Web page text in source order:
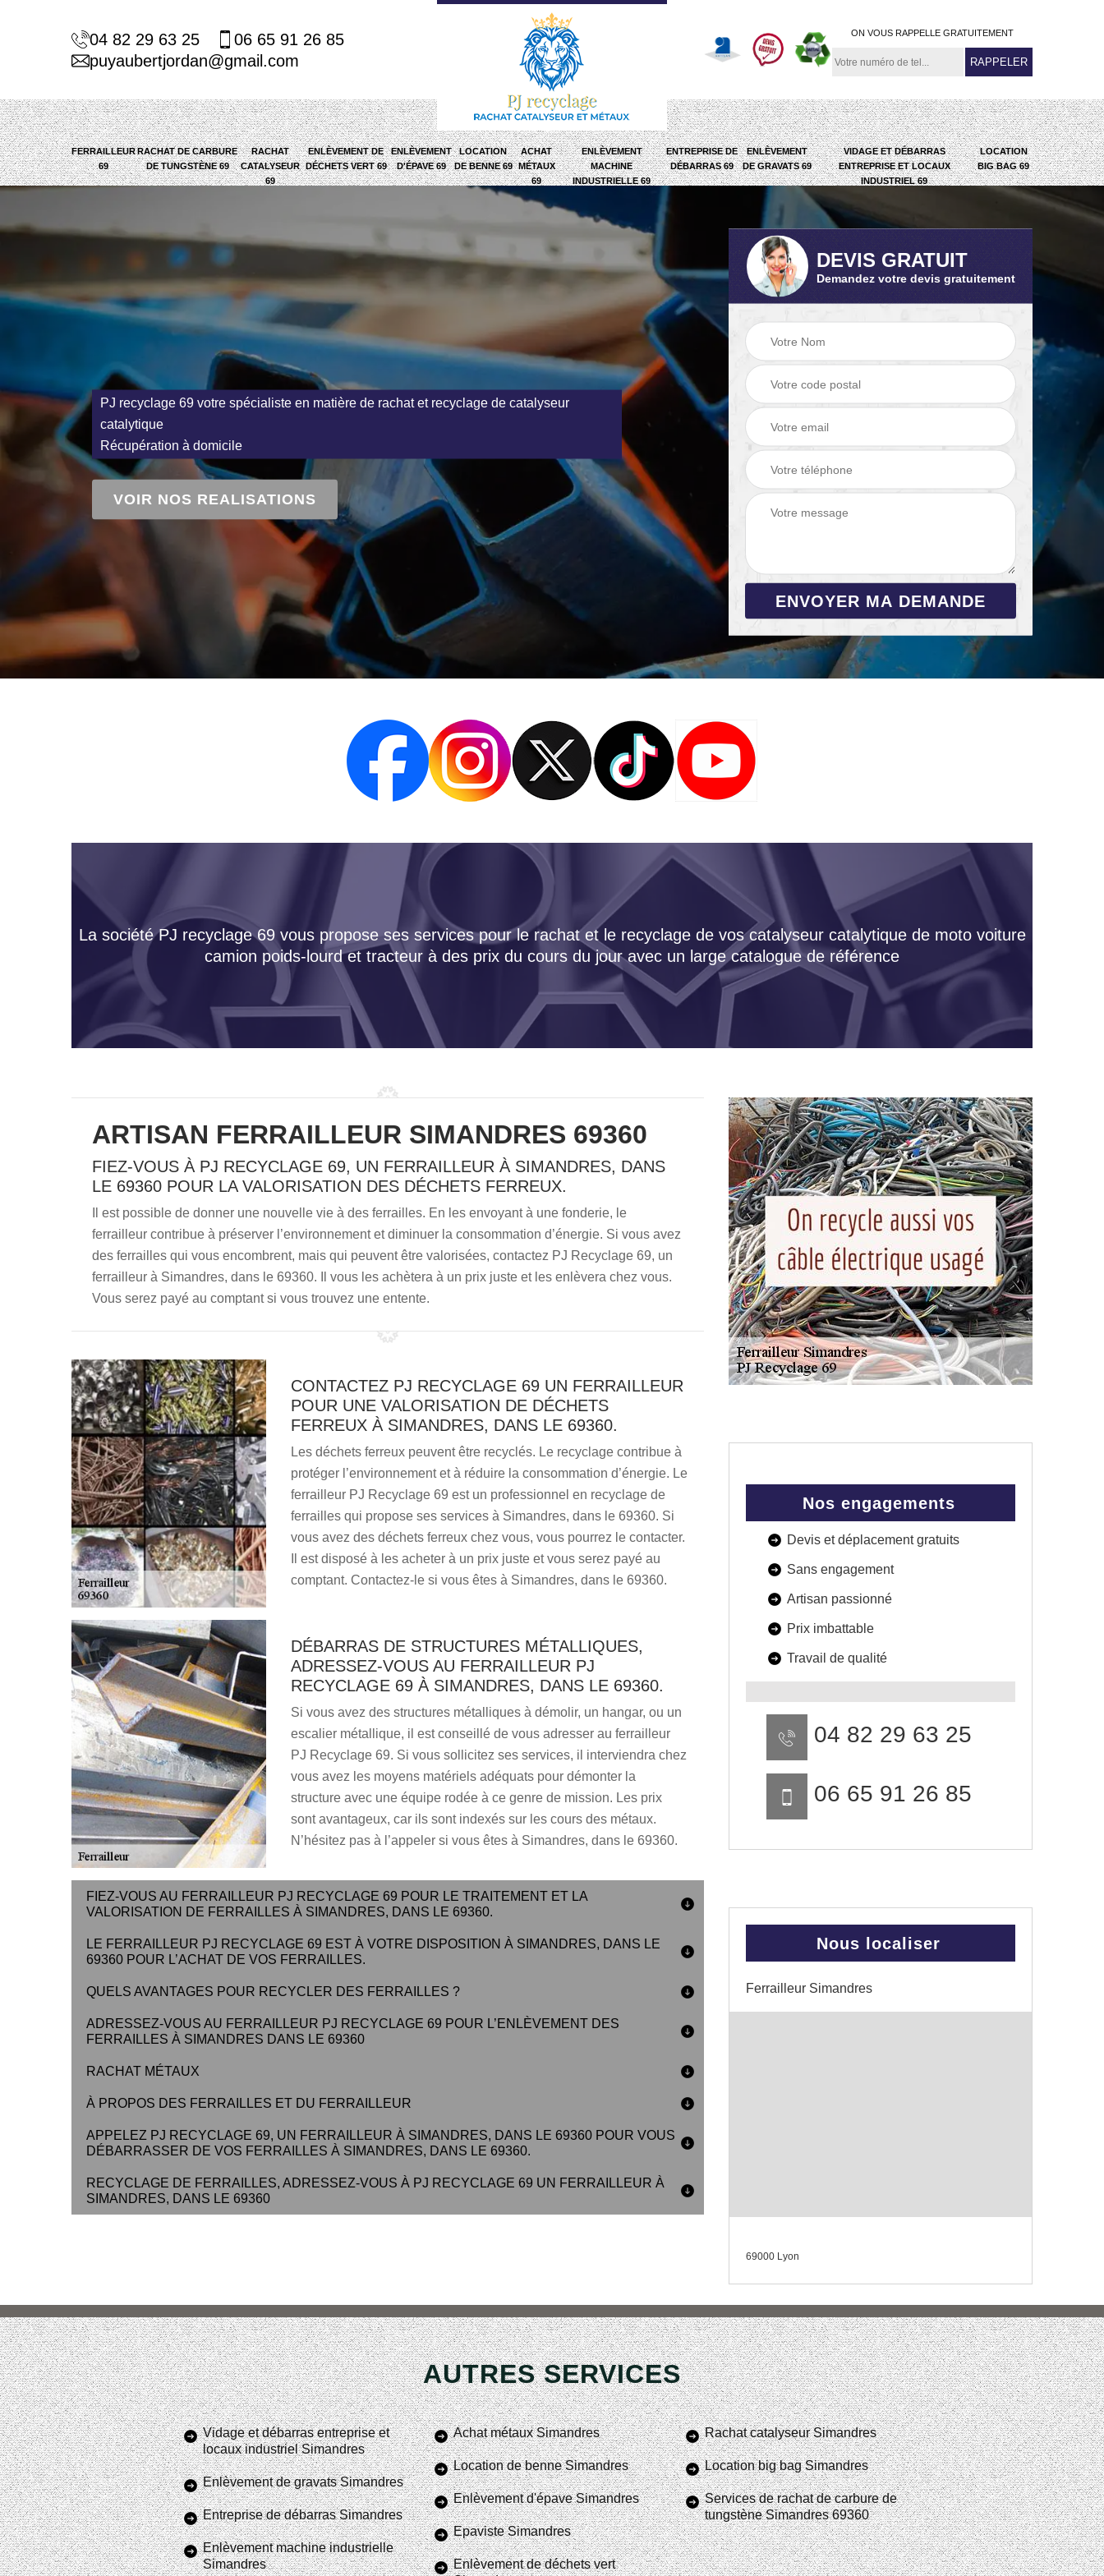
04 82 29 63 25
06 65 91 26 85
puyaubertjordan@gmail.com
ON VOUS RAPPELLE GRATUITEMENT
FERRAILLEUR
69
RACHAT DE CARBURE
DE TUNGSTÈNE 69
RACHAT
CATALYSEUR
69
ENLÈVEMENT DE
DÉCHETS VERT 69
ENLÈVEMENT
D'ÉPAVE 69
LOCATION
DE BENNE 69
ACHAT
MÉTAUX
69
ENLÈVEMENT
MACHINE
INDUSTRIELLE 69
ENTREPRISE DE
DÉBARRAS 69
ENLÈVEMENT
DE GRAVATS 69
VIDAGE ET DÉBARRAS
ENTREPRISE ET LOCAUX
INDUSTRIEL 69
LOCATION
BIG BAG 69
PJ recyclage 69 votre spécialiste en matière de rachat et recyclage de catalyseur
catalytique
Récupération à domicile
VOIR NOS REALISATIONS
DEVIS GRATUIT
Demandez votre devis gratuitement
La société PJ recyclage 69 vous propose ses services pour le rachat et le recyclage de vos catalyseur catalytique de moto voiture
camion poids-lourd et tracteur à des prix du cours du jour avec un large catalogue de référence
ARTISAN FERRAILLEUR SIMANDRES 69360
FIEZ-VOUS À PJ RECYCLAGE 69, UN FERRAILLEUR À SIMANDRES, DANS
LE 69360 POUR LA VALORISATION DES DÉCHETS FERREUX.
Il est possible de donner une nouvelle vie à des ferrailles. En les envoyant à une fonderie, le
ferrailleur contribue à préserver l’environnement et diminuer la consommation d’énergie. Si vous avez
des ferrailles qui vous encombrent, mais qui peuvent être valorisées, contactez PJ Recyclage 69, un
ferrailleur à Simandres, dans le 69360. Il vous les achètera à un prix juste et les enlèvera chez vous.
Vous serez payé au comptant si vous trouvez une entente.
CONTACTEZ PJ RECYCLAGE 69 UN FERRAILLEUR
POUR UNE VALORISATION DE DÉCHETS
FERREUX À SIMANDRES, DANS LE 69360.
Les déchets ferreux peuvent être recyclés. Le recyclage contribue à
protéger l’environnement et à réduire la consommation d’énergie. Le
ferrailleur PJ Recyclage 69 est un professionnel en recyclage de
ferrailles qui propose ses services à Simandres, dans le 69360. Si
vous avez des déchets ferreux chez vous, vous pourrez le contacter.
Il est disposé à les acheter à un prix juste et vous serez payé au
comptant. Contactez-le si vous êtes à Simandres, dans le 69360.
DÉBARRAS DE STRUCTURES MÉTALLIQUES,
ADRESSEZ-VOUS AU FERRAILLEUR PJ
RECYCLAGE 69 À SIMANDRES, DANS LE 69360.
Si vous avez des structures métalliques à démolir, un hangar, ou un
escalier métallique, il est conseillé de vous adresser au ferrailleur
PJ Recyclage 69. Si vous sollicitez ses services, il interviendra chez
vous avez les moyens matériels adéquats pour démonter la
structure avec une équipe rodée à ce genre de mission. Les prix
sont avantageux, car ils sont indexés sur les cours des métaux.
N’hésitez pas à l’appeler si vous êtes à Simandres, dans le 69360.
FIEZ-VOUS AU FERRAILLEUR PJ RECYCLAGE 69 POUR LE TRAITEMENT ET LA
VALORISATION DE FERRAILLES À SIMANDRES, DANS LE 69360.
LE FERRAILLEUR PJ RECYCLAGE 69 EST À VOTRE DISPOSITION À SIMANDRES, DANS LE
69360 POUR L’ACHAT DE VOS FERRAILLES.
QUELS AVANTAGES POUR RECYCLER DES FERRAILLES ?
ADRESSEZ-VOUS AU FERRAILLEUR PJ RECYCLAGE 69 POUR L’ENLÈVEMENT DES
FERRAILLES À SIMANDRES DANS LE 69360
RACHAT MÉTAUX
À PROPOS DES FERRAILLES ET DU FERRAILLEUR
APPELEZ PJ RECYCLAGE 69, UN FERRAILLEUR À SIMANDRES, DANS LE 69360 POUR VOUS
DÉBARRASSER DE VOS FERRAILLES À SIMANDRES, DANS LE 69360.
RECYCLAGE DE FERRAILLES, ADRESSEZ-VOUS À PJ RECYCLAGE 69 UN FERRAILLEUR À
SIMANDRES, DANS LE 69360
Nos engagements
Devis et déplacement gratuits
Sans engagement
Artisan passionné
Prix imbattable
Travail de qualité
04 82 29 63 25
06 65 91 26 85
Nous localiser
Ferrailleur Simandres
69000 Lyon
AUTRES SERVICES
Vidage et débarras entreprise et
locaux industriel Simandres
Enlèvement de gravats Simandres
Entreprise de débarras Simandres
Enlèvement machine industrielle
Simandres
Achat métaux Simandres
Location de benne Simandres
Enlèvement d'épave Simandres
Epaviste Simandres
Enlèvement de déchets vert
Rachat catalyseur Simandres
Location big bag Simandres
Services de rachat de carbure de
tungstène Simandres 69360